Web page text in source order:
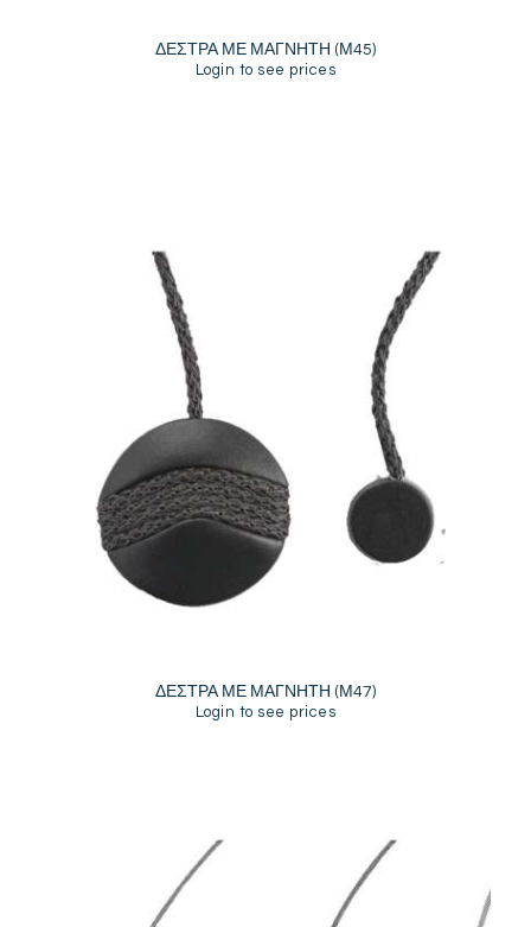
ΔΕΣΤΡΑ ΜΕ ΜΑΓΝΗΤΗ (Μ45)
Login to see prices
ΔΕΣΤΡΑ ΜΕ ΜΑΓΝΗΤΗ (Μ47)
Login to see prices